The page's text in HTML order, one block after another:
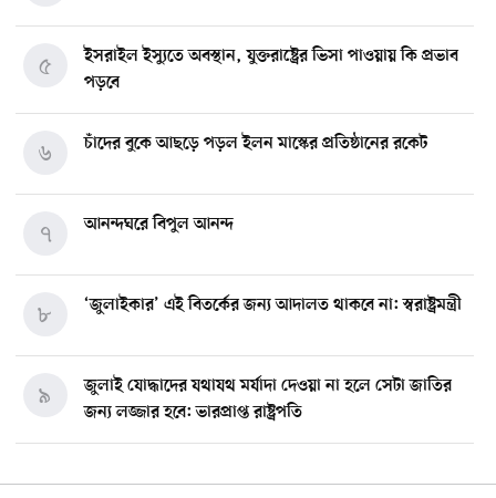
ইসরাইল ইস্যুতে অবস্থান, যুক্তরাষ্ট্রের ভিসা পাওয়ায় কি প্রভাব
পড়বে
৫
চাঁদের বুকে আছড়ে পড়ল ইলন মাস্কের প্রতিষ্ঠানের রকেট
৬
আনন্দঘরে বিপুল আনন্দ
৭
‘জুলাইকার’ এই বিতর্কের জন্য আদালত থাকবে না: স্বরাষ্ট্রমন্ত্রী
৮
জুলাই যোদ্ধাদের যথাযথ মর্যাদা দেওয়া না হলে সেটা জাতির
জন্য লজ্জার হবে: ভারপ্রাপ্ত রাষ্ট্রপতি
৯
১০